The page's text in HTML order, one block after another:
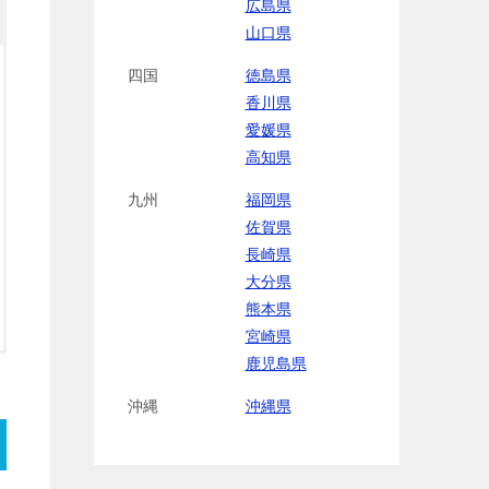
広島県
山口県
四国
徳島県
香川県
愛媛県
高知県
九州
福岡県
佐賀県
長崎県
大分県
熊本県
宮崎県
鹿児島県
沖縄 沖縄県